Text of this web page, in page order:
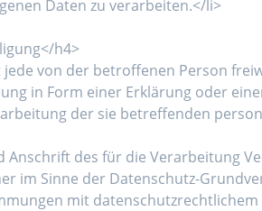
Daten zu verarbeiten.</li>
h4>
jede von der betroffenen Person
in Form einer Erklärung oder
der sie betreffenden
Anschrift des für die Verarbeitung
im Sinne der Datenschutz-
mit datenschutzrechtlichem